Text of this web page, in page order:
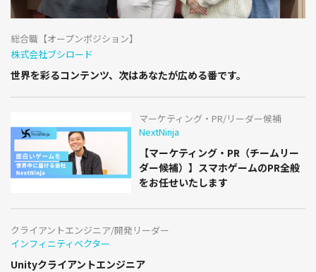
総合職【オープンポジション】
株式会社ブシロード
世界を彩るコンテンツ、次はあなたが広める番です。
マーケティング・PR/リーダー候補
NextNinja
【マーケティング・PR（チームリー
ダー候補）】スマホゲームのPR全般
をお任せいたします
クライアントエンジニア/開発リーダー
インフィニティベクター
Unityクライアントエンジニア